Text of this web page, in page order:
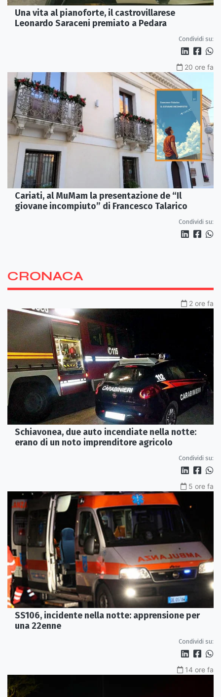
Una vita al pianoforte, il castrovillarese
Leonardo Saraceni premiato a Pedara
Condividi su:
20 ore fa
Cariati, al MuMam la presentazione de “Il
giovane incompiuto” di Francesco Talarico
Condividi su:
CRONACA
2 ore fa
Schiavonea, due auto incendiate nella notte:
erano di un noto imprenditore agricolo
Condividi su:
5 ore fa
SS106, incidente nella notte: apprensione per
una 22enne
Condividi su:
14 ore fa